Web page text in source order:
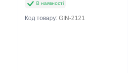
В наявності
Код товару: GIN-2121